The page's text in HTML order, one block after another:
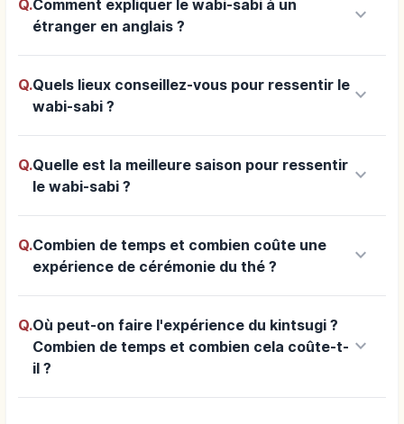
Q.Comment expliquer le wabi-sabi à un
étranger en anglais ?
keyboard_arrow_down
Q.Quels lieux conseillez-vous pour ressentir le
wabi-sabi ?
keyboard_arrow_down
Q.Quelle est la meilleure saison pour ressentir
le wabi-sabi ?
keyboard_arrow_down
Q.Combien de temps et combien coûte une
expérience de cérémonie du thé ?
keyboard_arrow_down
Q.Où peut-on faire l'expérience du kintsugi ?
Combien de temps et combien cela coûte-t-
il ?
keyboard_arrow_down